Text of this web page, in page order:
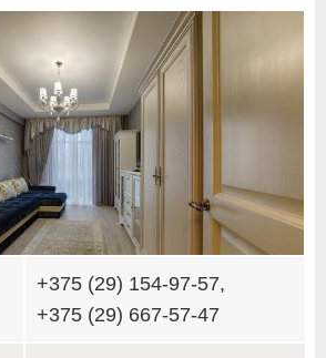
+375 (29) 154-97-57,
+375 (29) 667-57-47